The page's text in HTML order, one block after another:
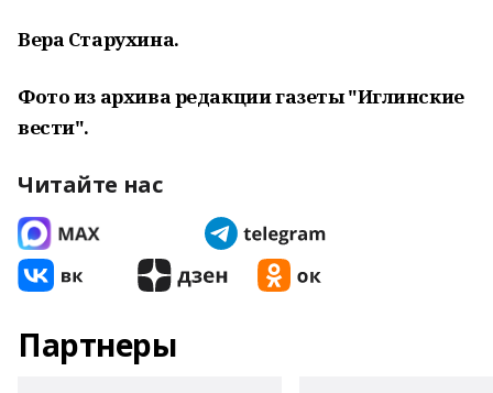
Вера Старухина.
Фото из архива редакции газеты "Иглинские
вести".
Читайте нас
Партнеры